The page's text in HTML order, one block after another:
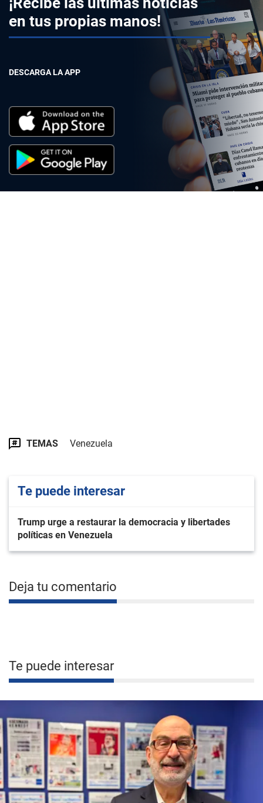
en tus propias manos!
DESCARGA LA APP
TEMAS Venezuela
Te puede interesar
Trump urge a restaurar la democracia y libertades
políticas en Venezuela
Deja tu comentario
Te puede interesar